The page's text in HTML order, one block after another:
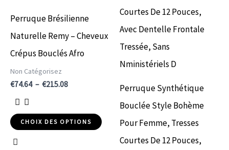
Perruque Brésilienne
Naturelle Remy – Cheveux
Crépus Bouclés Afro
Non Catégorisez
€74.64 – €215.08
CHOIX DES OPTIONS
peuvent
être
choisies
sur
Perruque Synthétique
Bouclée Style Bohème
Pour Femme, Tresses
Courtes De 12 Pouces,
plusieurs
variations.
Les
options